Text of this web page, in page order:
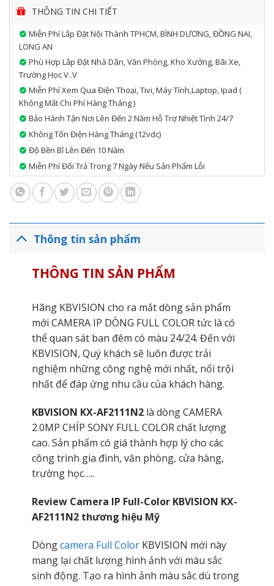
THÔNG TIN CHI TIẾT
Miễn Phí Lắp Đặt Nội Thành TPHCM, BÌNH DƯƠNG, ĐỒNG NAI,
LONG AN
Phù Hợp Lắp Đặt Nhà Dân, Văn Phòng, Kho Xưởng, Bãi Xe,
Trường Học V..v
Miễn Phí Xem Qua Điện Thoại, Tivi, Máy Tính,laptop, Ipad (
Không Mất Chi Phí Hàng Tháng )
Bảo Hành Tận Nơi Lên Đến 2 Năm Hỗ Trợ Nhiệt Tình 24/7
Không Tốn Điện Hàng Tháng (12vdc)
Độ Bền Bĩ Lên Đến 10 Năm
Miễn Phí Đổi Trả Trong 7 Ngày Nếu Sản Phẩm Lỗi
Thông tin sản phẩm
THÔNG TIN SẢN PHẨM
Hãng KBVISION cho ra mắt dòng sản phẩm
mới CAMERA IP DÒNG FULL COLOR tức là có
thể quan sát ban đêm có màu 24/24. Đến với
KBVISION, Quý khách sẽ luôn được trải
nghiệm những công nghệ mới nhất, nổi trội
nhất để đáp ứng nhu cầu của khách hàng.
KBVISION KX-AF2111N2là dòng CAMERA
2.0MP CHÍP SONY FULL COLOR chất lượng
cao. Sản phẩm có giá thành hợp lý cho các
công trình gia đình, văn phòng, cửa hàng,
trường học…..
Review Camera IP Full-Color KBVISION KX-
AF2111N2 thương hiệu Mỹ
Dòngcamera Full ColorKBVISION mới này
mang lại chất lượng hình ảnh với màu sắc
sinh động. Tạo ra hình ảnh màu sắc dù trong